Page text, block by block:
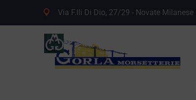
Via F.lli Di Dio, 27/29 - Novate Milanese